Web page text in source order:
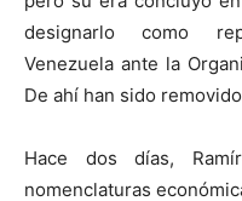
designarlo como
Venezuela ante la
De ahí han sido
Hace dos días,
nomenclaturas